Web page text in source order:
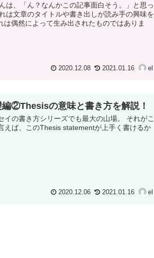
は、「ん？なんかこの記事面白そう。」と思っ
は文章のタイトルや書き出しが読み手の興味を
偶然によって生み出されたものではありま
2020.12.08 2021.01.16 el
②Thesisの意味と書き方を解説！
の書き方シリーズでも最大の山場。 それがこ
えば、このThesis statementが上手く書けるか
2020.12.06 2021.01.16 el